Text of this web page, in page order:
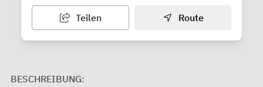
Teilen Route
BESCHREIBUNG: